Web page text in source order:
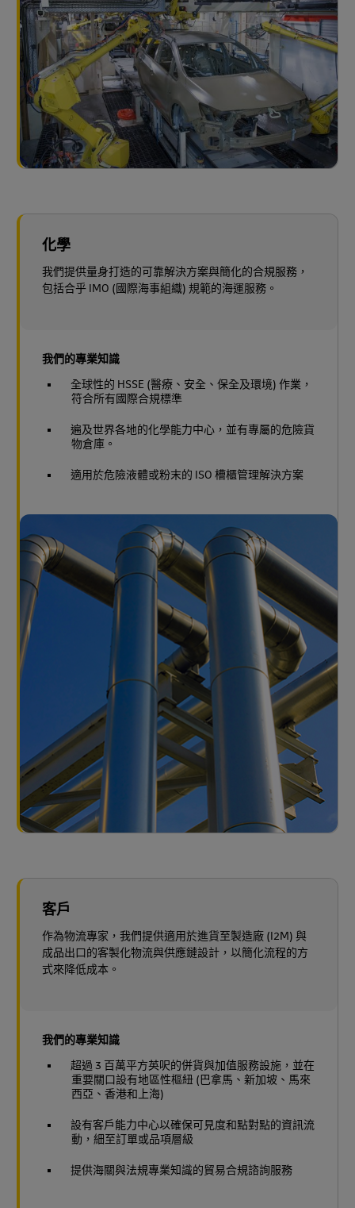
化學
我們提供量身打造的可靠解決方案與簡化的合規服務，
包括合乎 IMO (國際海事組織) 規範的海運服務。
我們的專業知識
全球性的 HSSE (醫療、安全、保全及環境) 作業，
符合所有國際合規標準
遍及世界各地的化學能力中心，並有專屬的危險貨
物倉庫。
適用於危險液體或粉末的 ISO 槽櫃管理解決方案
客戶
作為物流專家，我們提供適用於進貨至製造廠 (I2M) 與
成品出口的客製化物流與供應鏈設計，以簡化流程的方
式來降低成本。
我們的專業知識
超過 3 百萬平方英呎的併貨與加值服務設施，並在
重要關口設有地區性樞紐 (巴拿馬、新加坡、馬來
西亞、香港和上海)
設有客戶能力中心以確保可見度和點對點的資訊流
動，細至訂單或品項層級
提供海關與法規專業知識的貿易合規諮詢服務